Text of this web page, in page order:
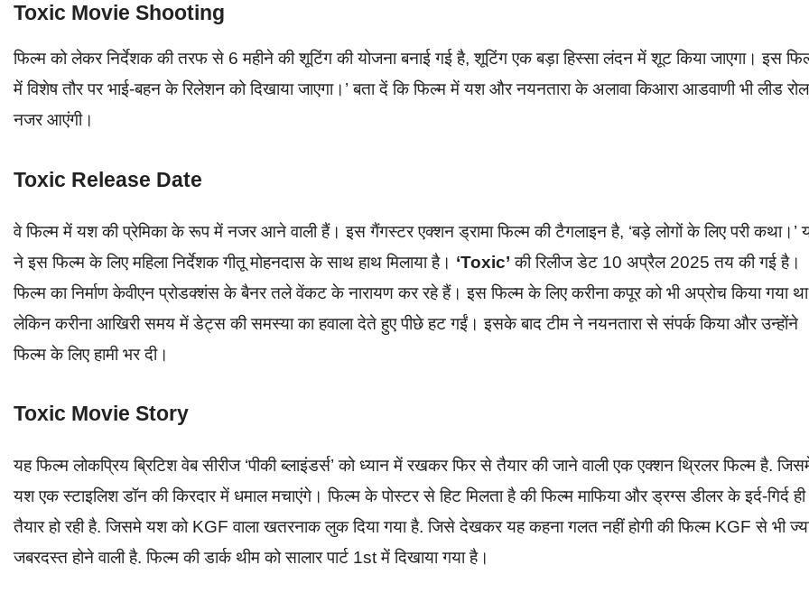
Toxic Movie Shooting
फिल्म को लेकर निर्देशक की तरफ से 6 महीने की शूटिंग की योजना बनाई गई है, शूटिंग एक बड़ा हिस्सा लंदन में शूट किया जाएगा। इस
में विशेष तौर पर भाई-बहन के रिलेशन को दिखाया जाएगा।’ बता दें कि फिल्म में यश और नयनतारा के अलावा किआरा आडवाणी भी लीड
नजर आएंगी।
Toxic Release Date
वे फिल्म में यश की प्रेमिका के रूप में नजर आने वाली हैं। इस गैंगस्टर एक्शन ड्रामा फिल्म की टैगलाइन है, ‘बड़े लोगों के लिए परी कथा।’
ने इस फिल्म के लिए महिला निर्देशक गीतू मोहनदास के साथ हाथ मिलाया है। ‘Toxic’ की रिलीज डेट 10 अप्रैल 2025 तय की गई है।
फिल्म का निर्माण केवीएन प्रोडक्शंस के बैनर तले वेंकट के नारायण कर रहे हैं। इस फिल्म के लिए करीना कपूर को भी अप्रोच किया गया
लेकिन करीना आखिरी समय में डेट्स की समस्या का हवाला देते हुए पीछे हट गईं। इसके बाद टीम ने नयनतारा से संपर्क किया और उन्होंने
फिल्म के लिए हामी भर दी।
Toxic Movie Story
यह फिल्म लोकप्रिय ब्रिटिश वेब सीरीज ‘पीकी ब्लाइंडर्स’ को ध्यान में रखकर फिर से तैयार की जाने वाली एक एक्शन थ्रिलर फिल्म है.
यश एक स्टाइलिश डॉन की किरदार में धमाल मचाएंगे। फिल्म के पोस्टर से हिट मिलता है की फिल्म माफिया और ड्रग्स डीलर के इर्द-गिर्द ही
तैयार हो रही है. जिसमे यश को KGF वाला खतरनाक लुक दिया गया है. जिसे देखकर यह कहना गलत नहीं होगी की फिल्म KGF से भी
जबरदस्त होने वाली है. फिल्म की डार्क थीम को सालार पार्ट 1st में दिखाया गया है।